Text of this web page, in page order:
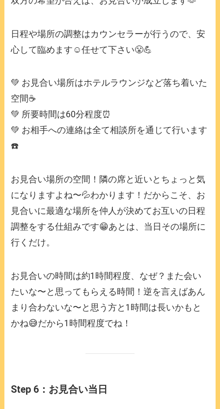
日程や場所の調整はカウンセラーが行うので、安
心して臨めます☺️任せて下さい😤💪
💚 お見合い場所はホテルラウンジなど落ち着いた
空間☕️
💚 所要時間は60分程度⏰
💚 お相手への連絡は全て相談所を通じて行います
☎️
お見合い場所の空間！隣の席と近いとちょっと気
になりますよね〜💦わかります！だからこそ、お
見合いに最適な場所を仲人が決めてお互いの日程
調整をする仕組みです😁あとは、当日その場所に
行くだけ。
お見合いの時間は約1時間程度、なぜ？また会い
たいな〜と思ってもらえる時間！逆を言えばあん
まり合わないな〜と思う方と1時間は長いかもと
かね😅だから1時間程度でね！
Step 6：お見合い当日